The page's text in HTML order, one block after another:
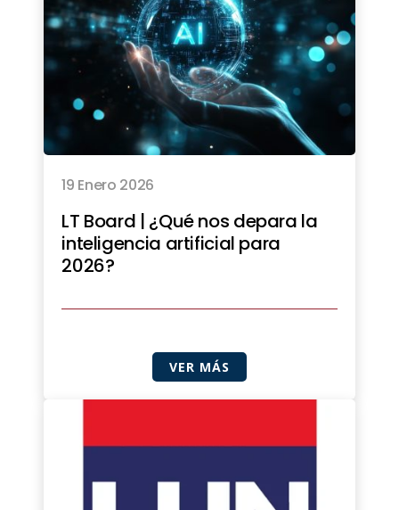
19 Enero 2026
LT Board | ¿Qué nos depara la
inteligencia artificial para
2026?
VER MÁS